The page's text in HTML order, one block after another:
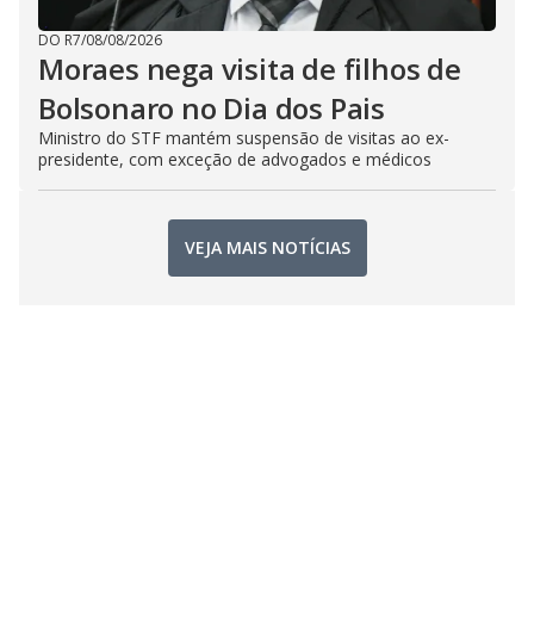
DO R7/08/08/2026
Moraes nega visita de filhos de
Bolsonaro no Dia dos Pais
Ministro do STF mantém suspensão de visitas ao ex-
presidente, com exceção de advogados e médicos
VEJA MAIS NOTÍCIAS